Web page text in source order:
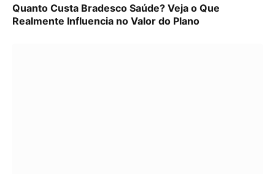
Quanto Custa Bradesco Saúde? Veja o Que
Realmente Influencia no Valor do Plano